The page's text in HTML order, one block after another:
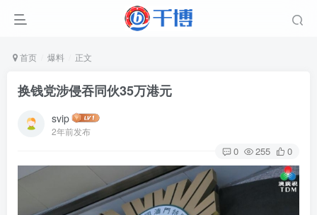
首页 爆料 正文
换钱党涉侵吞同伙35万港元
svip
2年前发布
0 255 0